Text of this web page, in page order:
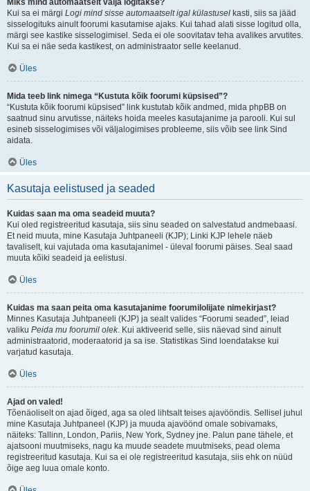
Miks mind automaatselt välja logitakse?
Kui sa ei märgi Logi mind sisse automaatselt igal külastusel kasti, siis sa jääd
sisselogituks ainult foorumi kasutamise ajaks. Kui tahad alati sisse logitud olla,
märgi see kastike sisselogimisel. Seda ei ole soovitatav teha avalikes arvutites.
Kui sa ei näe seda kastikest, on administraator selle keelanud.
Üles
Mida teeb link nimega “Kustuta kõik foorumi küpsised”?
“Kustuta kõik foorumi küpsised” link kustutab kõik andmed, mida phpBB on
saatnud sinu arvutisse, näiteks hoida meeles kasutajanime ja parooli. Kui sul
esineb sisselogimises või väljalogimises probleeme, siis võib see link Sind
aidata.
Üles
Kasutaja eelistused ja seaded
Kuidas saan ma oma seadeid muuta?
Kui oled registreeritud kasutaja, siis sinu seaded on salvestatud andmebaasi.
Et neid muuta, mine Kasutaja Juhtpaneeli (KJP); Linki KJP lehele näeb
tavaliselt, kui vajutada oma kasutajanimel - üleval foorumi päises. Seal saad
muuta kõiki seadeid ja eelistusi.
Üles
Kuidas ma saan peita oma kasutajanime foorumilolijate nimekirjast?
Minnes Kasutaja Juhtpaneeli (KJP) ja sealt valides “Foorumi seaded”, leiad
valiku Peida mu foorumil olek. Kui aktiveerid selle, siis näevad sind ainult
administraatorid, moderaatorid ja sa ise. Statistikas Sind loendatakse kui
varjatud kasutaja.
Üles
Ajad on valed!
Tõenäoliselt on ajad õiged, aga sa oled lihtsalt teises ajavööndis. Sellisel juhul
mine Kasutaja Juhtpaneel (KJP) ja muuda ajavöönd omale sobivamaks,
näiteks: Tallinn, London, Pariis, New York, Sydney jne. Palun pane tähele, et
ajatsooni muutmiseks, nagu ka muude seadete muutmiseks, pead olema
registreeritud kasutaja. Kui sa ei ole registreeritud kasutaja, siis ehk on nüüd
õige aeg luua omale konto.